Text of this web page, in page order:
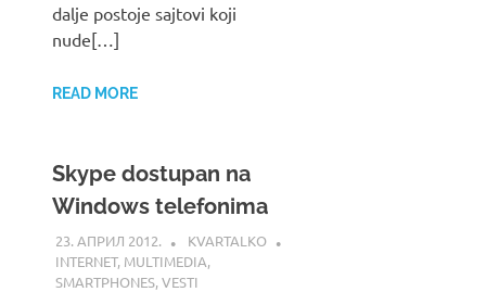
dalje postoje sajtovi koji
nude[…]
READ MORE
Skype dostupan na
Windows telefonima
23. АПРИЛ 2012.
KVARTALKO
INTERNET, MULTIMEDIA,
SMARTPHONES,VESTI